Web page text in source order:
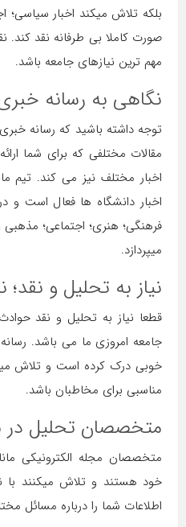
بلکه تلاش میکند اخبار سیاسی؛
صورت کاملا بی طرفانه نقد کند.
مهم ترین نیازهای جامعه باشد.
نگاهی به رسانه
توجه داشته باشید که رسانه خبری
مقالات مختلفی که برای شما
اخبار مختلف نیز می کند. تیم
اخبار دانشگاه ها فعال است و
فرهنگی؛ هنری؛ اجتماعی؛
میپردازد.
نیاز به تحلیل و نقد؛
قطعا نیاز به تحلیل و نقد
جامعه امروزی ما می باشد.
خوبی درک کرده است و تلاش
مناسبی برای مخاطبان باشد.
متخصصان تحلیل
متخصصان مجله الکترونیکی
خود هستند و تلاش میکنند با
اطلاعات شما را درباره مسائل